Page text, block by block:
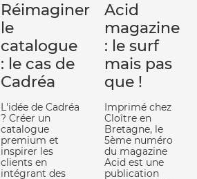
Réimaginer
le
catalogue
: le cas de
Cadréa
L'idée de Cadréa
? Créer un
catalogue
premium et
inspirer les
clients en
intégrant des
Acid
magazine
: le surf
mais pas
que !
Imprimé chez
Cloître en
Bretagne, le
5ème numéro
du magazine
Acid est une
publication